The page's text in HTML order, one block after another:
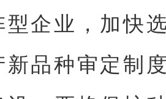
型企业，加快
新品种审定制